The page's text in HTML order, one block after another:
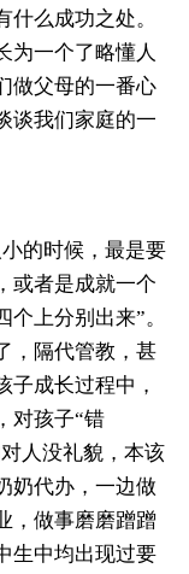
么成功之处。
为一个了略懂人
做父母的一番心
谈我们家庭的一
的时候，最是要
或者是成就一个
上分别出来”。
，隔代管教，甚
子成长过程中，
对孩子“错
人没礼貌，本该
奶代办，一边做
，做事磨磨蹭蹭
生中均出现过要